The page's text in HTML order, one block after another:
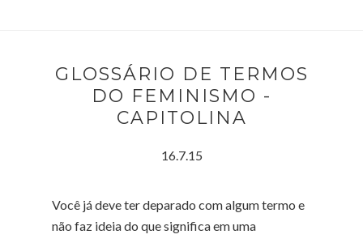
GLOSSÁRIO DE TERMOS
DO FEMINISMO -
CAPITOLINA
16.7.15
Você já deve ter deparado com algum termo e
não faz ideia do que significa em uma